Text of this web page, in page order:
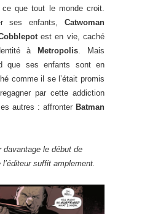
ce que tout le monde croit.
ses enfants, Catwoman
est en vie, caché
à
Metropolis. Mais
que ses enfants sont en
comme il se l’était promis
par cette addiction
autres : affronter Batman
davantage le début de
suffit amplement.